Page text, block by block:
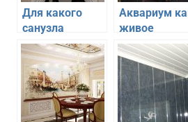
Для какого
санузла
подойдет
инсталяция
Аквариум
живое
украшение
интерьера
гостиной